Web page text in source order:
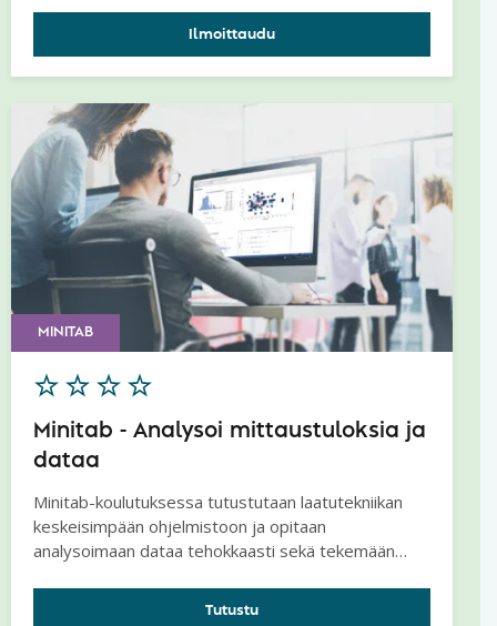
johdolla ja avustamana.Ilmoittaudu
MINITAB
Minitab - Analysoi mittaustuloksia ja
dataa
Minitab-koulutuksessa tutustutaan laatutekniikan
keskeisimpään ohjelmistoon ja opitaan
analysoimaan dataa tehokkaasti sekä tekemään
Tutustu